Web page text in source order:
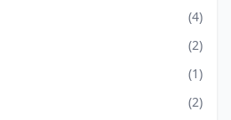
(4)
(2)
(1)
(2)